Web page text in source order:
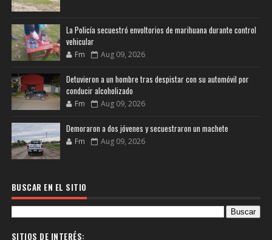
La Policía secuestró envoltorios de marihuana durante control
vehicular
Fm Aug 09, 2026
Detuvieron a un hombre tras despistar con su automóvil por
conducir alcoholizado
Fm Aug 09, 2026
Demoraron a dos jóvenes y secuestraron un machete
Fm Aug 09, 2026
BUSCAR EN EL SITIO
SITIOS DE INTERÉS: